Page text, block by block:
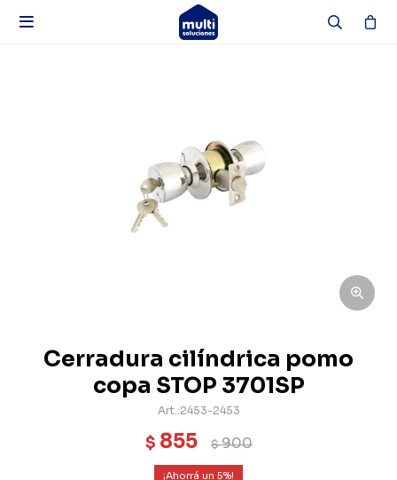

Cerradura cilíndrica pomo
copa STOP 3701SP
2453-2453
$ 855 $900
5